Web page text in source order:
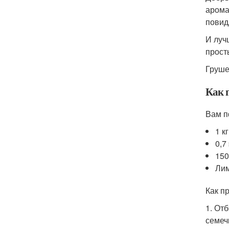
И
Как
Вам
1
0,7
Как
1.